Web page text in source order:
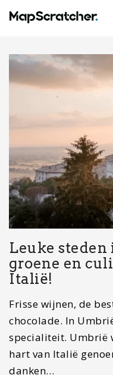
Leuke
groene en
Italië!
Frisse wijnen, de
chocolade. In
specialiteit. Umbrië
hart van Italië
danken…